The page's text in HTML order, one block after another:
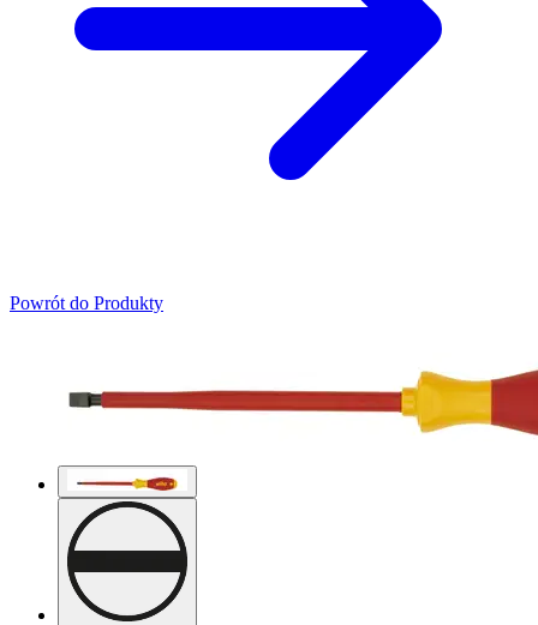
Powrót do Produkty